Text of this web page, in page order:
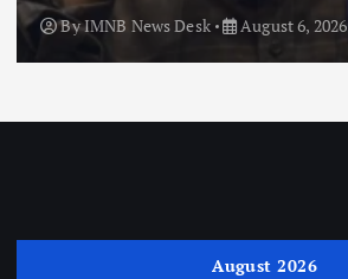
ByIMNB News Desk August 6, 2026
August 2026